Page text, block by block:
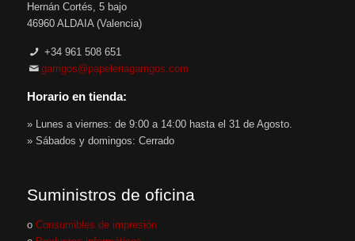
Hernán Cortés, 5 bajo
46960 ALDAIA (Valencia)
+34 961 508 651
garrigos@papeleriagarrigos.com
Horario en tienda:
» Lunes a viernes: de 9:00 a 14:00 hasta el 31 de Agosto.
» Sábados y domingos: Cerrado
Suministros de oficina
o Consumibles de impresión